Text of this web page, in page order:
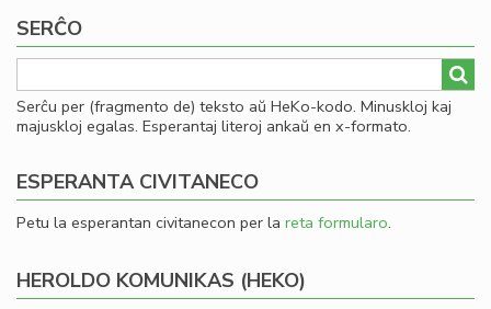
SERĈO
Serĉu per (fragmento de) teksto aŭ HeKo-kodo. Minuskloj kaj
majuskloj egalas. Esperantaj literoj ankaŭ en x-formato.
ESPERANTA CIVITANECO
Petu la esperantan civitanecon per la reta formularo.
HEROLDO KOMUNIKAS (HEKO)